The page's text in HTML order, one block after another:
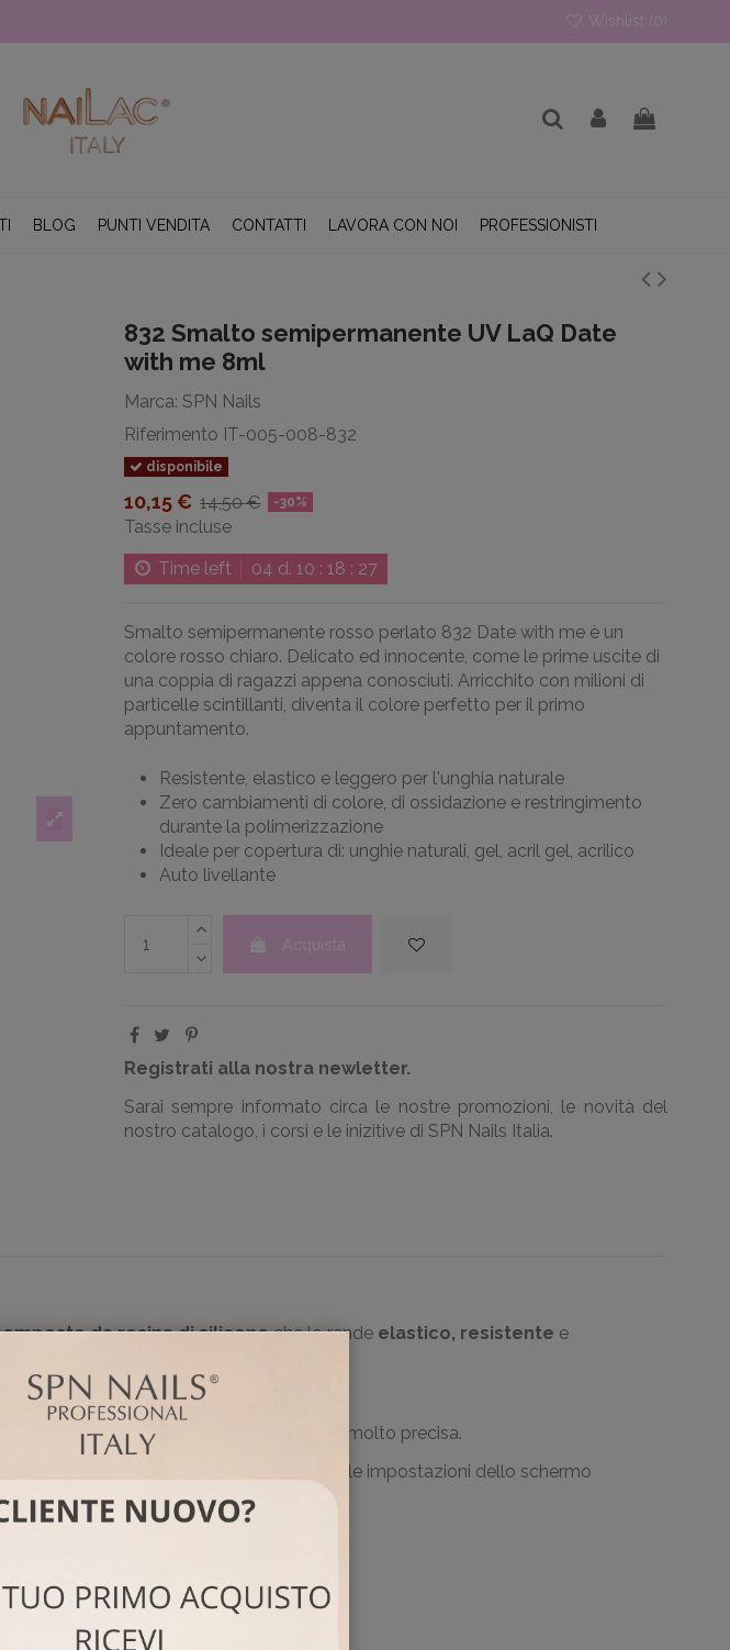
Wishlist (0)
BLOG PUNTI VENDITA CONTATTI LAVORA CON NOI PROFESSIONISTI
832 Smalto semipermanente UV LaQ Date
with me 8ml
Marca: SPN Nails
Riferimento IT-005-008-832
disponibile
10,15 € 14,50 € -30%
Tasse incluse
Time left
04 d. 10 : 18 : 26
Smalto semipermanente rosso perlato 832 Date with me è un
colore rosso chiaro. Delicato ed innocente, come le prime uscite di
una coppia di ragazzi appena conosciuti. Arricchito con milioni di
particelle scintillanti, diventa il colore perfetto per il primo
appuntamento.
Resistente, elastico e leggero per l'unghia naturale
Zero cambiamenti di colore, di ossidazioneerestringimento
durante la polimerizzazione
Ideale per copertura di: unghie naturali, gel, acril gel, acrilico
Auto livellante
Acquista
Registrati alla nostra newletter.
Sarai sempre informato circa le nostre promozioni, le novità del
nostro catalogo, i corsi e le inizitive di SPN Nails Italia.
da resina di siliconeche lo rende elastico, resistente e
piatto l’applicazione è confortevole e molto precisa.
riscontrate potrebbero essere dovute alle impostazioni dello schermo